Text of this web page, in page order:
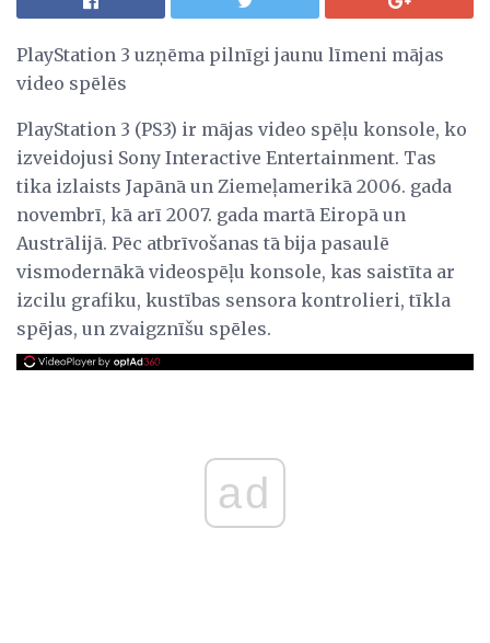
PlayStation 3 uzņēma pilnīgi jaunu līmeni mājas
video spēlēs
PlayStation 3 (PS3) ir mājas video spēļu konsole, ko
izveidojusi Sony Interactive Entertainment. Tas
tika izlaists Japānā un Ziemeļamerikā 2006. gada
novembrī, kā arī 2007. gada martā Eiropā un
Austrālijā. Pēc atbrīvošanas tā bija pasaulē
vismodernākā videospēļu konsole, kas saistīta ar
izcilu grafiku, kustības sensora kontrolieri, tīkla
spējas, un zvaigznīšu spēles.
ad